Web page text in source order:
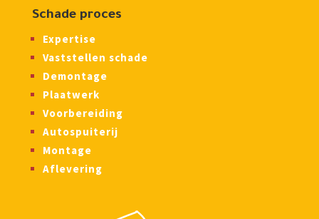
Schade proces
Expertise
Vaststellen schade
Demontage
Plaatwerk
Voorbereiding
Autospuiterij
Montage
Aflevering